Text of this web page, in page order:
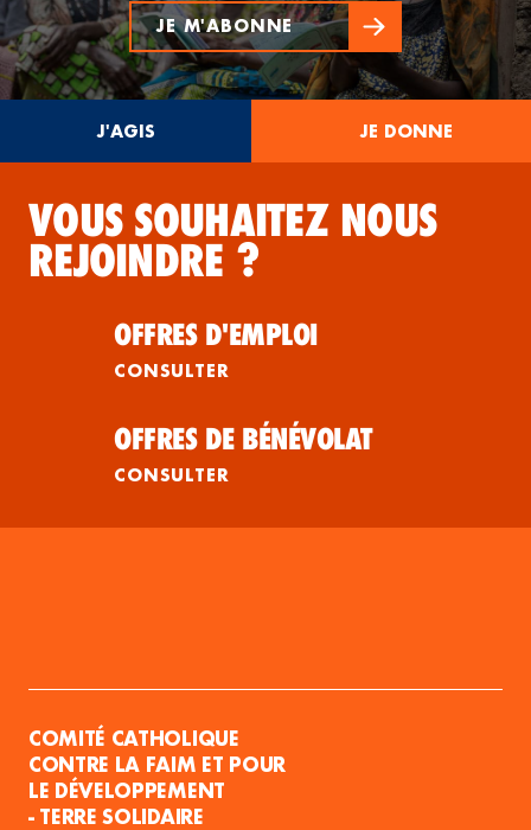
JE M'ABONNE
J'AGIS JE DONNE
VOUS SOUHAITEZ NOUS
REJOINDRE ?
OFFRES D'EMPLOI
CONSULTER
OFFRES DE BÉNÉVOLAT
CONSULTER
COMITÉ CATHOLIQUE
CONTRE LA FAIM ET POUR
LE DÉVELOPPEMENT
- TERRE SOLIDAIRE